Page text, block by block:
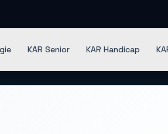
KAR Senior KAR Handicap